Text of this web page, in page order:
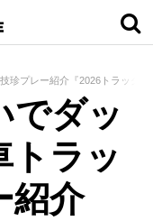
珍プレー紹介『2026トラック
でダッ
トラッ
紹介